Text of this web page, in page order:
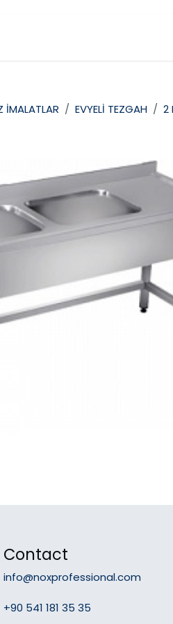
İMALATLAR EVYELİ TEZGAH 2
Contact
info@noxprofessional.com
+90 541 181 35 35